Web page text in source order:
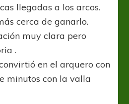
llegadas a los arcos.
cerca de ganarlo.
muy clara pero
.
en el arquero con
minutos con la valla